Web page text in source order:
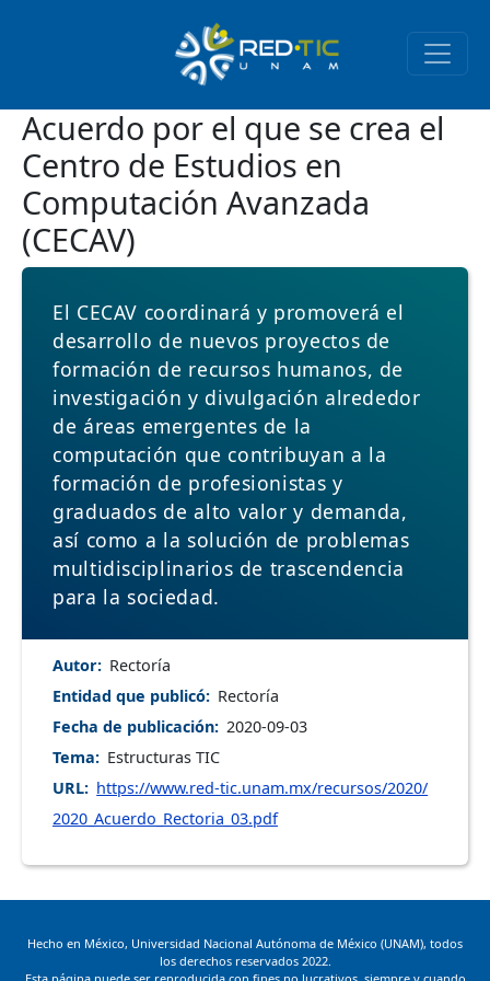
Acuerdo por el que se crea el
Centro de Estudios en
Computación Avanzada
(CECAV)
El CECAV coordinará y promoverá el
desarrollo de nuevos proyectos de
formación de recursos humanos, de
investigación y divulgación alrededor
de áreas emergentes de la
computación que contribuyan a la
formación de profesionistas y
graduados de alto valor y demanda,
así como a la solución de problemas
multidisciplinarios de trascendencia
para la sociedad.
Autor
Rectoría
Entidad que publicó
Rectoría
Fecha de publicación 2020-09-03
Tema
Estructuras TIC
URL
https://www.red-tic.unam.mx/recursos/2020/
2020_Acuerdo_Rectoria_03.pdf
Hecho en México, Universidad Nacional Autónoma de México (UNAM), todos
los derechos reservados 2022.